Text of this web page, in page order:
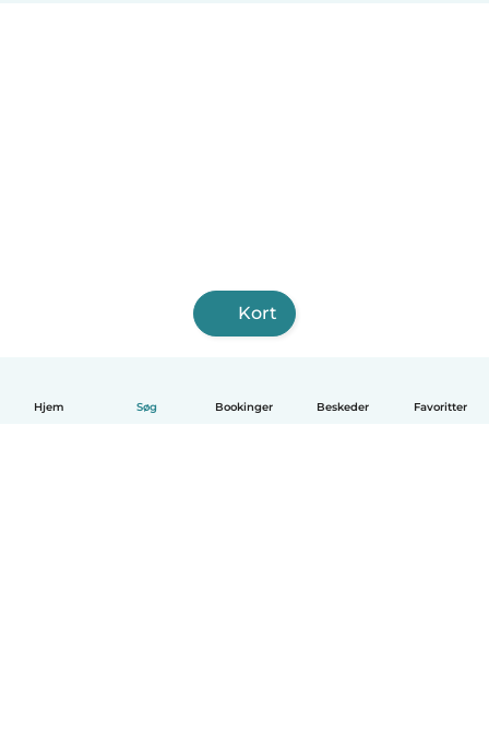
Hjem Søg Bookinger Beskeder Favoritter
Kort